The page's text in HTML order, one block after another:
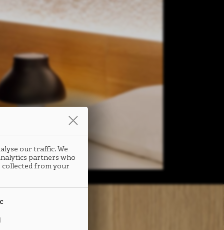
our traffic. We
partners who
from your